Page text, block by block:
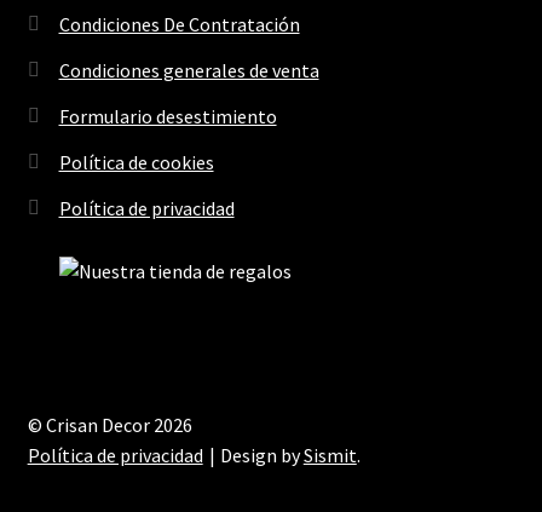
Condiciones De Contratación
Condiciones generales de venta
Formulario desestimiento
Política de cookies
Política de privacidad
© Crisan Decor 2026
Política de privacidad
Design bySismit.